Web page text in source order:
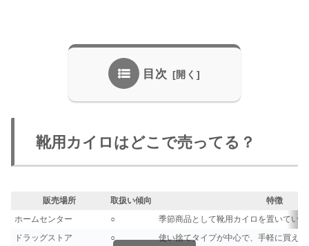
目次
靴用カイロはどこで売ってる？
販売場所 取扱い傾向
特徴
ホームセンター
○
季節商品として靴用カイロを置いてい
ドラッグストア
○
使い捨てタイプが中心で、手軽に買え